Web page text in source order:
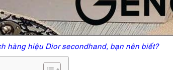
hàng hiệu Dior secondhand, bạn nên biết?